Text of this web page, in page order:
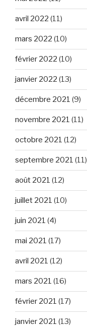
avril 2022 (11)
mars 2022 (10)
février 2022 (10)
janvier 2022 (13)
décembre 2021 (9)
novembre 2021 (11)
octobre 2021 (12)
septembre 2021 (11)
août 2021 (12)
juillet 2021 (10)
juin 2021 (4)
mai 2021 (17)
avril 2021 (12)
mars 2021 (16)
février 2021 (17)
janvier 2021 (13)